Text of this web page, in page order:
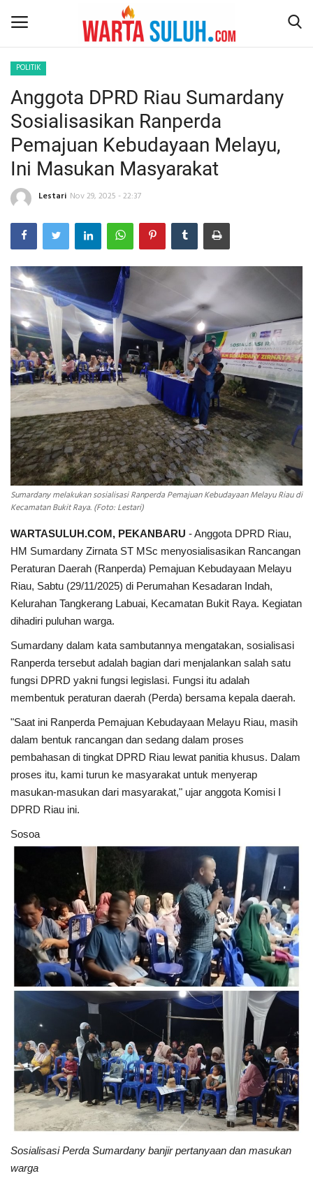
Home
NEWS
JAZIRAH RIAU
POLITIK
EKSBIS
PSPS PEKANBARU
LIFESTYLE
INDEKS
HEALTHY
POLITIK
Anggota DPRD Riau Sumardany
Sosialisasikan Ranperda
Pemajuan Kebudayaan Melayu,
Ini Masukan Masyarakat
Lestari Nov 29, 2025 - 22:37
Sumardany melakukan sosialisasi Ranperda Pemajuan Kebudayaan Melayu Riau di
Kecamatan Bukit Raya. (Foto: Lestari)
WARTASULUH.COM, PEKANBARU - Anggota DPRD Riau,
HM Sumardany Zirnata ST MSc menyosialisasikan Rancangan
Peraturan Daerah (Ranperda) Pemajuan Kebudayaan Melayu
Riau, Sabtu (29/11/2025) di Perumahan Kesadaran Indah,
Kelurahan Tangkerang Labuai, Kecamatan Bukit Raya. Kegiatan
dihadiri puluhan warga.
Sumardany dalam kata sambutannya mengatakan, sosialisasi
Ranperda tersebut adalah bagian dari menjalankan salah satu
fungsi DPRD yakni fungsi legislasi. Fungsi itu adalah
membentuk peraturan daerah (Perda) bersama kepala daerah.
"Saat ini Ranperda Pemajuan Kebudayaan Melayu Riau, masih
dalam bentuk rancangan dan sedang dalam proses
pembahasan di tingkat DPRD Riau lewat panitia khusus. Dalam
proses itu, kami turun ke masyarakat untuk menyerap
masukan-masukan dari masyarakat," ujar anggota Komisi I
DPRD Riau ini.
Sosoa
Sosialisasi Perda Sumardany banjir pertanyaan dan masukan
warga